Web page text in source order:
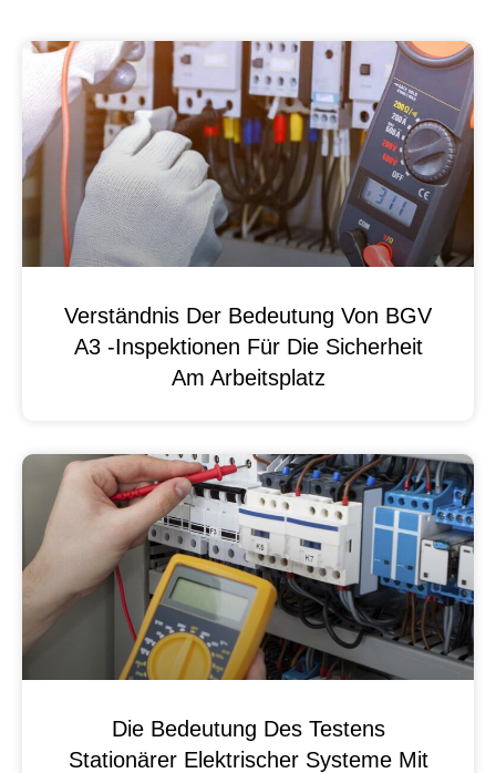
Verständnis Der Bedeutung Von BGV
A3 -Inspektionen Für Die Sicherheit
Am Arbeitsplatz
Die Bedeutung Des Testens
Stationärer Elektrischer Systeme Mit